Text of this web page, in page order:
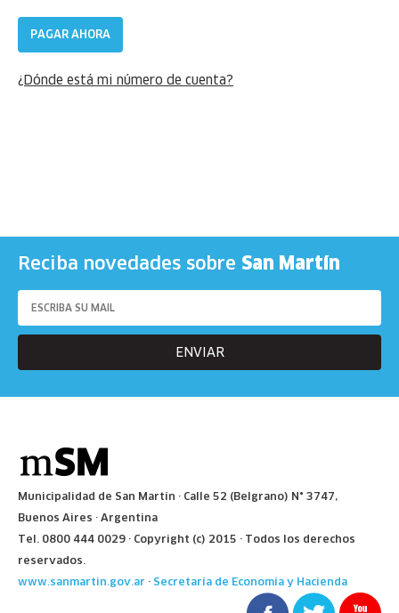
PAGAR AHORA
¿Dónde está mi número de cuenta?
Reciba novedades sobre San Martín
ENVIAR
Municipalidad de San Martín · Calle 52 (Belgrano) N° 3747,
Buenos Aires · Argentina
Tel. 0800 444 0029 · Copyright (c) 2015 · Todos los derechos
reservados.
www.sanmartin.gov.ar · Secretaría de Economía y Hacienda